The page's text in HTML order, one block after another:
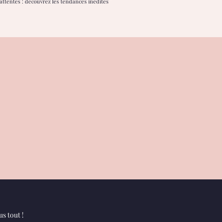
tout !